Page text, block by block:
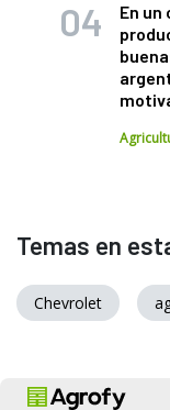
En
Temas en
Chevrolet